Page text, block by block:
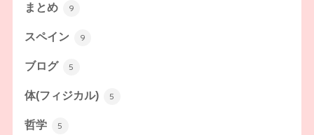
まとめ 9
スペイン 9
ブログ 5
体(フィジカル) 5
哲学 5